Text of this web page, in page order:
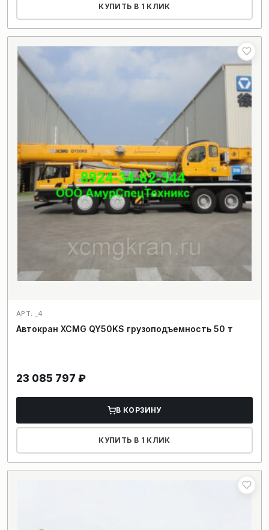
КУПИТЬ В 1 КЛИК
АРТ: _4
Автокран XCMG QY50KS грузоподъемность 50 т
23 085 797 ₽
В КОРЗИНУ
КУПИТЬ В 1 КЛИК